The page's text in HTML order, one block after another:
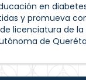
en
y promueva
licenciatura de la
de